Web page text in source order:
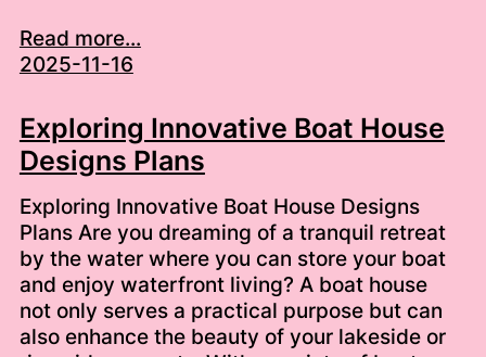
Read more...
2025-11-16
Exploring Innovative Boat House
Designs Plans
Exploring Innovative Boat House Designs
Plans Are you dreaming of a tranquil retreat
by the water where you can store your boat
and enjoy waterfront living? A boat house
not only serves a practical purpose but can
also enhance the beauty of your lakeside or